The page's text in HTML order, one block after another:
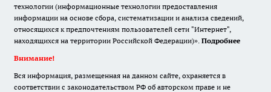
технологии (информационные технологии предоставления
информации на основе сбора, систематизации и анализа сведений,
относящихся к предпочтениям пользователей сети "Интернет",
находящихся на территории Российской Федерации)». Подробнее
Внимание!
Вся информация, размещенная на данном сайте, охраняется в
соответствии с законодательством РФ об авторском праве и не